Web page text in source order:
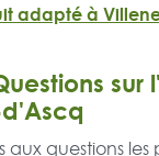
adapté à
aux questions les